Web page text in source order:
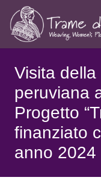
Visita
peruviana
Progetto
finanziato
anno 2024